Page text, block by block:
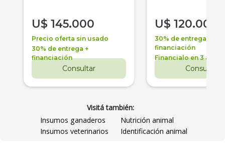
U$ 145.000
Precio oferta sin usado
30% de entrega +
financiación
Consultar
U$ 120.000
30% de entrega +
financiación
Financialo en 3 años
Consultar
Visitá también:
Insumos ganaderos
Nutrición animal
Insumos veterinarios
Identificación animal